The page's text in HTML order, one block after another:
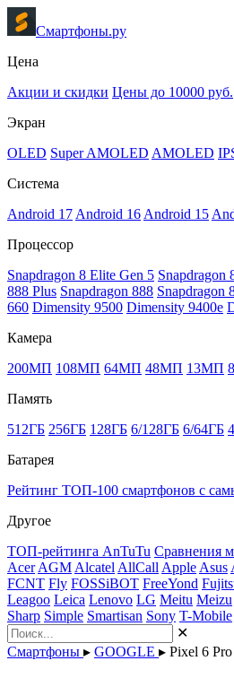
Смартфоны.ру
Цена
Акции и скидки Цены до 10000 руб.
Экран
OLED Super AMOLED AMOLED
Система
Android 17 Android 16 Android 15
Процессор
Snapdragon 8 Elite Gen 5 Snapdragon
888 Plus Snapdragon 888 Snapdragon
660 Dimensity 9500 Dimensity 9400e
Камера
200МП 108МП 64МП 48МП 13МП
Память
512ГБ 256ГБ 128ГБ 6/128ГБ 6/64ГБ
Батарея
Рейтинг ТОП-100 смартфонов с
Другое
ТОП-рейтинга AnTuTu Сравнения
Acer AGM Alcatel AllCall Apple Asus
FCNT Fly FOSSiBOT FreeYond
Leagoo Leica Lenovo LG Meitu Meizu
Sharp Simple Smartisan Sony T-Mobile
✕
Смартфоны ▸ GOOGLE ▸ Pixel 6 Pro